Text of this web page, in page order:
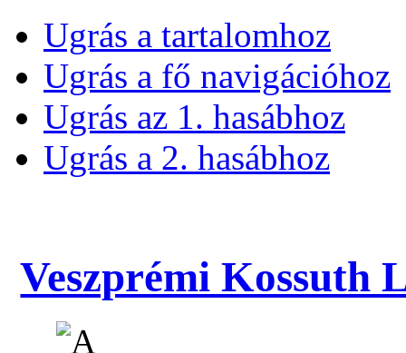
Ugrás a tartalomhoz
Ugrás a fő navigációhoz
Ugrás az 1. hasábhoz
Ugrás a 2. hasábhoz
Veszprémi Kossuth